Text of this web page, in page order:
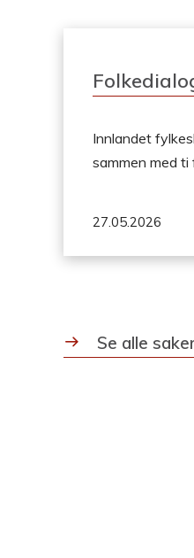
27.05.2026
Innlandet
sammen med ti
Se alle